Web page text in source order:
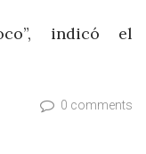
indicó el
0 comments